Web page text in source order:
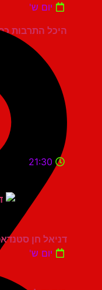
היכל התרבות כפר סבא
יום ש'
21:30
דניאל חן סטנדאפ
יום ש'